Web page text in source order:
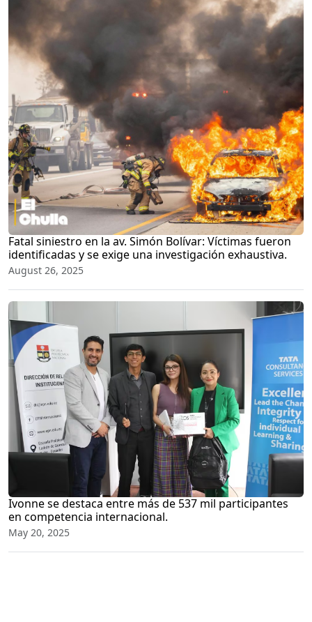
Fatal siniestro en la av. Simón Bolívar: Víctimas fueron
identificadas y se exige una investigación exhaustiva.
August 26, 2025
Ivonne se destaca entre más de 537 mil participantes
en competencia internacional.
May 20, 2025